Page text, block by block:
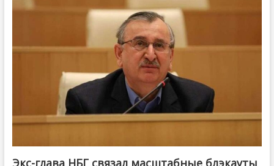
Экс-глава НБГ связал масштабные блэкауты